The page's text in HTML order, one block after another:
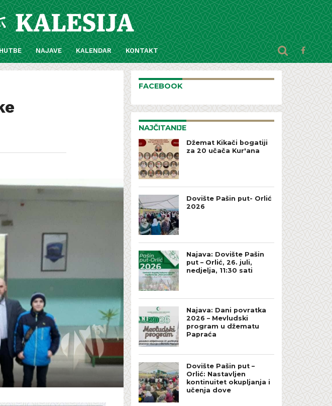
NAJAVE KALENDAR KONTAKT
FACEBOOK
NAJČITANIJE
Džemat Kikači bogatiji
za 20 učača Kur'ana
Dovište Pašin put- Orlić
2026
Najava: Dovište Pašin
put – Orlić, 26. juli,
nedjelja, 11:30 sati
Najava: Dani povratka
2026 – Mevludski
program u džematu
Papraća
Dovište Pašin put –
Orlić: Nastavljen
kontinuitet okupljanja i
učenja dove